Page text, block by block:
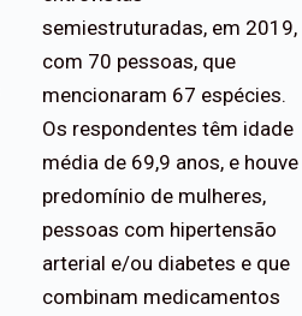
semiestruturadas, em 2019,
com 70 pessoas, que
mencionaram 67 espécies.
Os respondentes têm idade
média de 69,9 anos, e houve
predomínio de mulheres,
pessoas com hipertensão
arterial e/ou diabetes e que
combinam medicamentos